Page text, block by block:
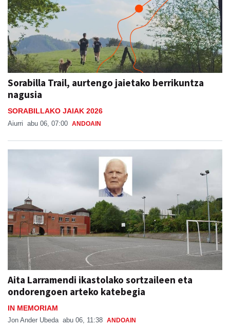
Sorabilla Trail, aurtengo jaietako berrikuntza
nagusia
SORABILLAKO JAIAK 2026
Aiurri abu 06, 07:00 ANDOAIN
Aita Larramendi ikastolako sortzaileen eta
ondorengoen arteko katebegia
IN MEMORIAM
Jon Ander Ubeda abu 06, 11:38 ANDOAIN